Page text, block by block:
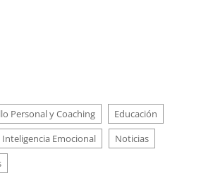
Personal y Coaching
Educación
Inteligencia Emocional
Noticias